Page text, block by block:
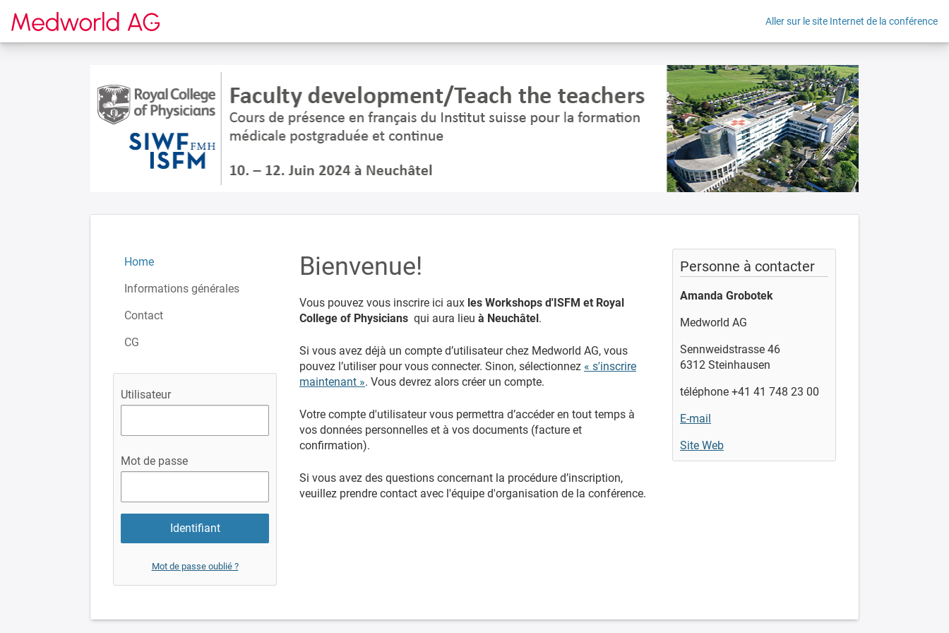
Vers la page d'accueil Aller sur le site Internet de la conférence
Home
Informations générales
Contact
CG
Utilisateur
Mot de passe
Mot de passe oublié ?
Bienvenue!
Vous pouvez vous inscrire ici aux les Workshops d'ISFM et Royal
College of Physicians qui aura lieu à Neuchâtel.
Si vous avez déjà un compte d’utilisateur chez Medworld AG, vous
pouvez l’utiliser pour vous connecter. Sinon, sélectionnez « s'inscrire
maintenant ». Vous devrez alors créer un compte.
Votre compte d'utilisateur vous permettra d’accéder en tout temps à
vos données personnelles et à vos documents (facture et
confirmation).
Si vous avez des questions concernant la procédure d’inscription,
veuillez prendre contact avec l'équipe d'organisation de la conférence.
Personne à contacter
Amanda Grobotek
Medworld AG
Sennweidstrasse 46
6312 Steinhausen
téléphone +41 41 748 23 00
E-mail
Site Web